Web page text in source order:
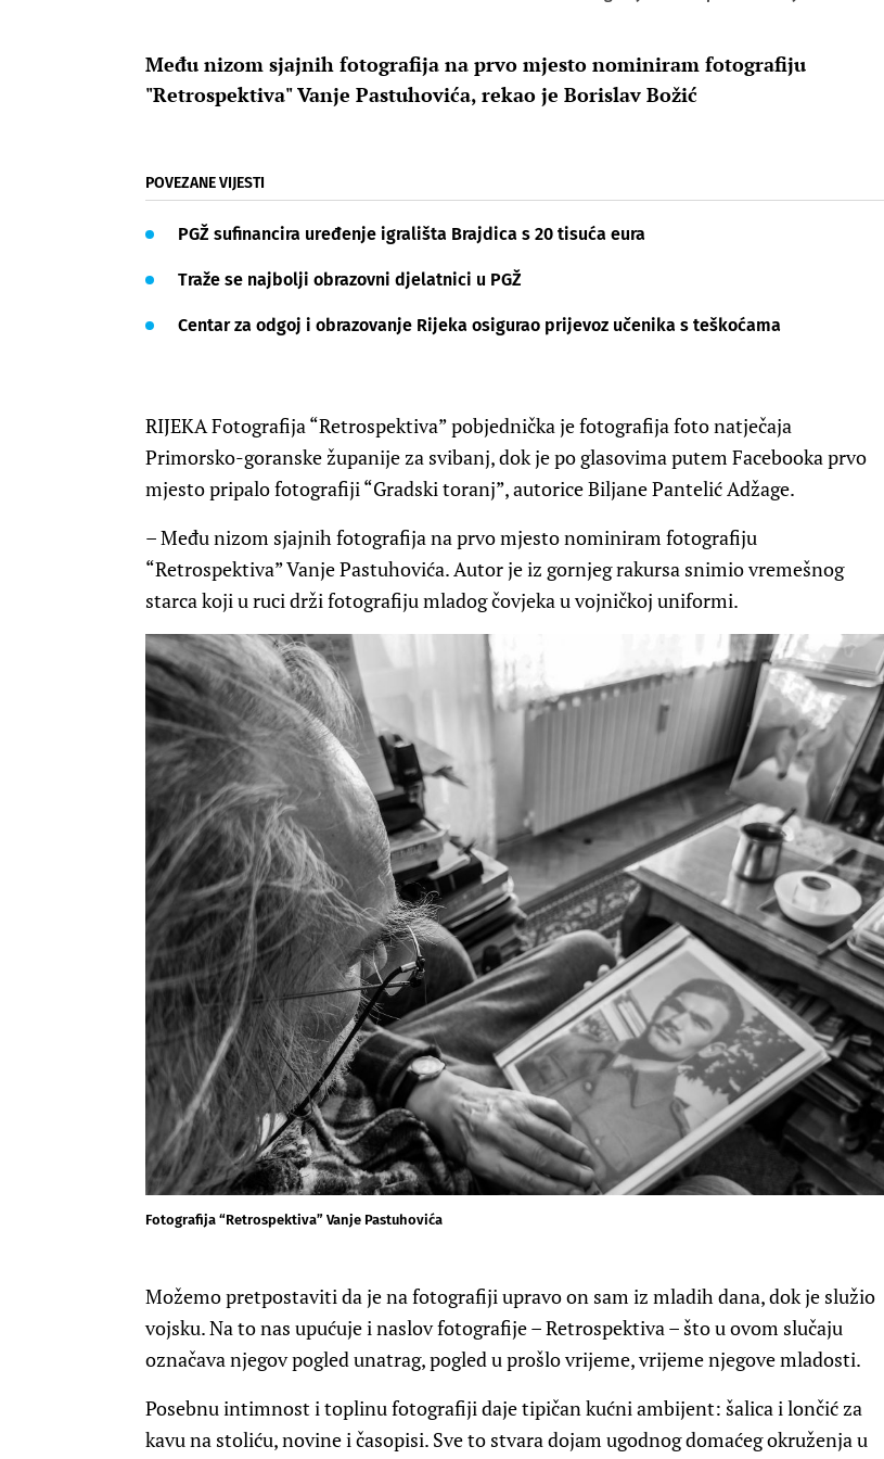
Među nizom sjajnih fotografija na prvo mjesto nominiram fotografiju
"Retrospektiva" Vanje Pastuhovića, rekao je Borislav Božić
POVEZANE VIJESTI
PGŽ sufinancira uređenje igrališta Brajdica s 20 tisuća eura
Traže se najbolji obrazovni djelatnici u PGŽ
Centar za odgoj i obrazovanje Rijeka osigurao prijevoz učenika s teškoćama
RIJEKA Fotografija “Retrospektiva” pobjednička je fotografija foto natječaja
Primorsko-goranske županije za svibanj, dok je po glasovima putem Facebooka prvo
mjesto pripalo fotografiji “Gradski toranj”, autorice Biljane Pantelić Adžage.
– Među nizom sjajnih fotografija na prvo mjesto nominiram fotografiju
“Retrospektiva” Vanje Pastuhovića. Autor je iz gornjeg rakursa snimio vremešnog
starca koji u ruci drži fotografiju mladog čovjeka u vojničkoj uniformi.
Fotografija “Retrospektiva” Vanje Pastuhovića
Možemo pretpostaviti da je na fotografiji upravo on sam iz mladih dana, dok je služio
vojsku. Na to nas upućuje i naslov fotografije – Retrospektiva – što u ovom slučaju
označava njegov pogled unatrag, pogled u prošlo vrijeme, vrijeme njegove mladosti.
Posebnu intimnost i toplinu fotografiji daje tipičan kućni ambijent: šalica i lončić za
kavu na stoliću, novine i časopisi. Sve to stvara dojam ugodnog domaćeg okruženja u